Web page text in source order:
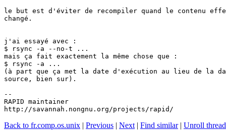
le but est d'éviter de recompiler quand le contenu
changé.
j'ai essayé avec :
$ rsync -a --no-t ...
mais ça fait exactement la même chose que :
$ rsync -a ...
(à part que ça met la date d'exécution au lieu de la
source, bien sur).
--
RAPID maintainer
http://savannah.nongnu.org/projects/rapid/
Back to fr.comp.os.unix | Previous | Next | Find similar| Unroll thread